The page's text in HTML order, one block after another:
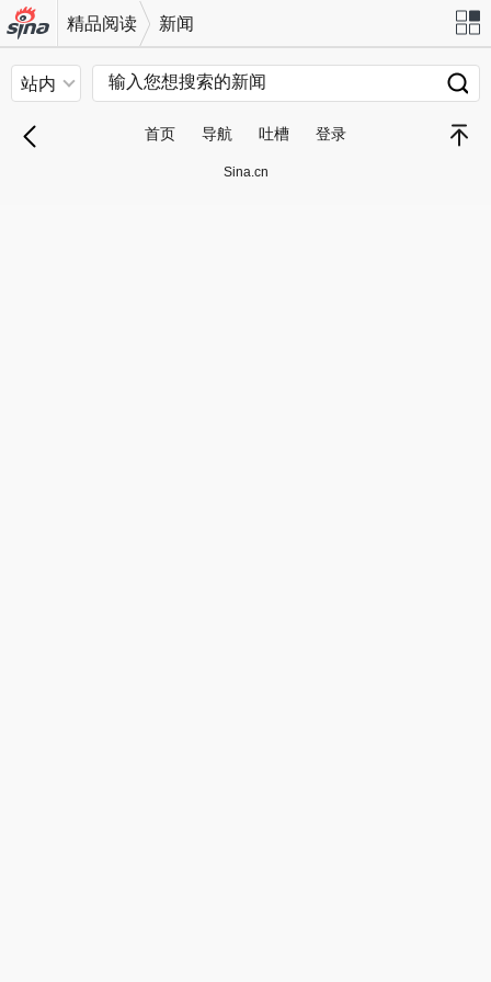
机新浪
站导
精品阅读 新闻
站内
首页 导航 吐槽 登录
Sina.cn